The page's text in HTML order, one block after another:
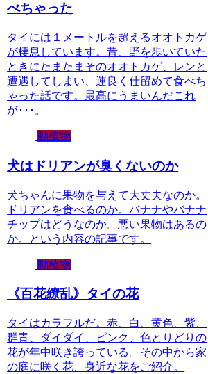
べちゃった
タイには１メートルを超えるオオトカゲ
が棲息しています。昔、野を歩いていた
ときにたまたまそのオオトカゲ、レンと
遭遇してしまい、運良く仕留めて食べち
ゃった話です。最高にうまいんだこれ
が･･･。
動植物
犬はドリアンが臭くないのか
犬ちゃんに果物を与えて大丈夫なのか。
ドリアンを食べるのか。バナナやバナナ
チップはどうなのか。悪い果物はあるの
か。という内容の記事です。
動植物
《百花繚乱》タイの花
タイはカラフルだ。赤、白、黄色、紫、
群青、ダイダイ、ピンク、色とりどりの
花が年中咲き誇っている。その中から家
の庭に咲く花、身近な花をご紹介。